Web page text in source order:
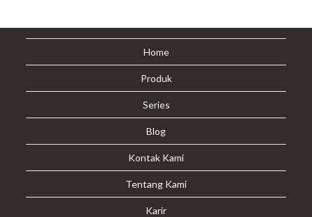
Home
Produk
Series
Blog
Kontak Kami
Tentang Kami
Karir